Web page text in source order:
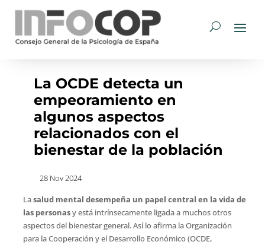
La OCDE detecta un
empeoramiento en
algunos aspectos
relacionados con el
bienestar de la población
28 Nov 2024
Lasalud mental desempeña un papel central en la vida de
las personasy está intrínsecamente ligada a muchos otros
aspectos del bienestar general. Así lo afirma la Organización
para la Cooperación y el Desarrollo Económico (OCDE,